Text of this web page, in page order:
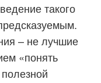
такого
– не лучшие
«понять